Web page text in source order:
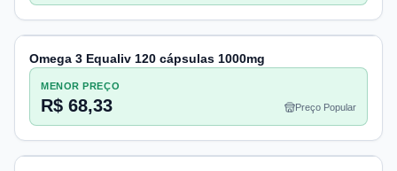
Omega 3 Equaliv 120 cápsulas 1000mg
MENOR PREÇO
R$ 68,33 Preço Popular